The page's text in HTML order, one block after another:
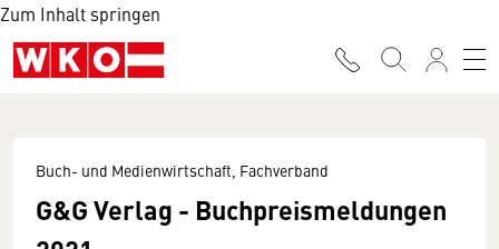
Zum Inhalt springen
Buch- und Medienwirtschaft, Fachverband
G&G Verlag - Buchpreismeldungen